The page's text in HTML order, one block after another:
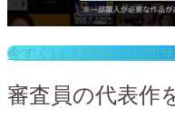
今すぐI-LANDを14日間
審査員の代表作